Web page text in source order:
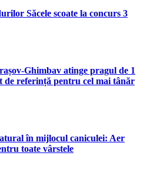
Săcele scoate la concurs 3
atinge pragul de 1
de referință pentru cel mai tânăr
în mijlocul caniculei: Aer
toate vârstele